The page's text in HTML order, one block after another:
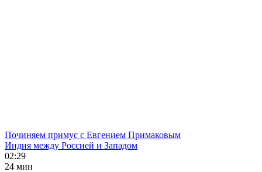
Починяем примус с Евгением Примаковым
Индия между Россией и Западом
02:29
24 мин